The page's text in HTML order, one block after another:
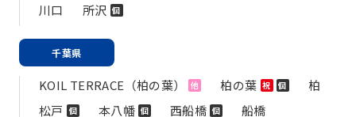
川口 所沢 個
千葉県
KOIL TERRACE（柏の葉） 他 柏の葉 祝 個
柏
松戸 個 本八幡 個 西船橋 個
船橋